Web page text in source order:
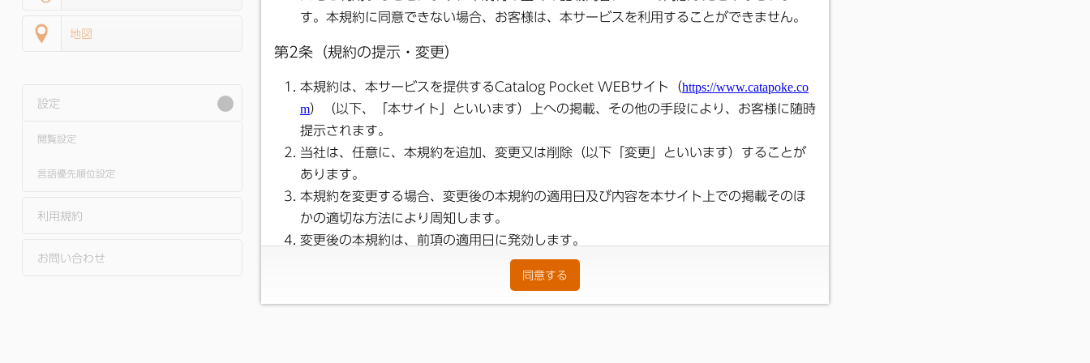
地図
設定
閲覧設定
言語優先順位設定
利用規約
お問い合わせ